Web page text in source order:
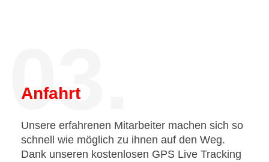
03.
Anfahrt
Unsere erfahrenen Mitarbeiter machen sich so
schnell wie möglich zu ihnen auf den Weg.
Dank unseren kostenlosen GPS Live Tracking